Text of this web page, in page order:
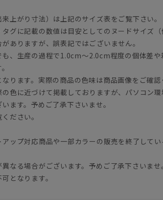
上がり寸法）は上記のサイズ表をご覧下さい。
グに記載の数値は目安としてのヌードサイズ（
ありますが、誤表記ではございません。
、生産の過程で1.0cm～2.0cm程度の個体差や
ります。実際の商品の色味は商品画像をご確認
色に近づけて掲載しておりますが、パソコン
ます。予めご了承下さいませ。
ださい。
ップ対応商品や一部カラーの販売を終了してい
なる場合がございます。予めご了承下さいませ。
となります。
YA3 A3 A4 A5 A6 A7